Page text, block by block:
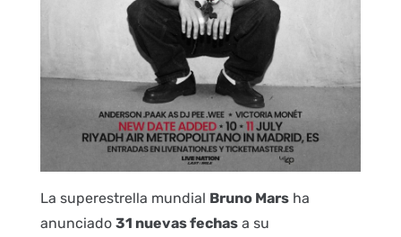
La superestrella mundial Bruno Marsha
anunciado 31 nuevas fechasa su